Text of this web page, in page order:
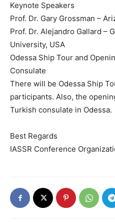
Keynote Speakers
Prof. Dr. Gary Grossman –
Prof. Dr. Alejandro Gallard –
University, USA
Odessa Ship Tour and
Consulate
There will be Odessa Ship
participants. Also, the
Turkish consulate in Odessa.
Best Regards
IASSR Conference